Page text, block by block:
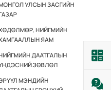
УЛСЫН ЗАСГИЙН
НИЙГМИЙН
ЯАМ
ДААТГАЛЫН
ЗӨВЛӨЛ
МЭНДИЙН